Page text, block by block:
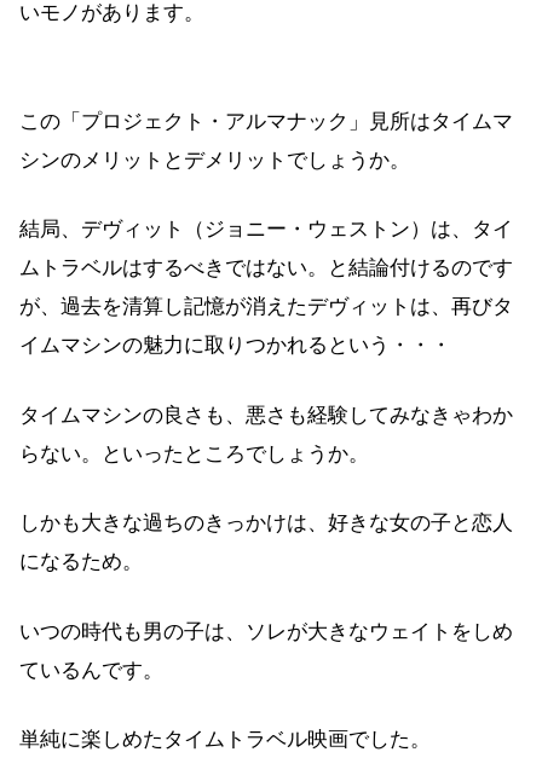
いモノがあります。
この「プロジェクト・アルマナック」見所はタイムマ
シンのメリットとデメリットでしょうか。
結局、デヴィット（ジョニー・ウェストン）は、タイ
ムトラベルはするべきではない。と結論付けるのです
が、過去を清算し記憶が消えたデヴィットは、再びタ
イムマシンの魅力に取りつかれるという・・・
タイムマシンの良さも、悪さも経験してみなきゃわか
らない。といったところでしょうか。
しかも大きな過ちのきっかけは、好きな女の子と恋人
になるため。
いつの時代も男の子は、ソレが大きなウェイトをしめ
ているんです。
単純に楽しめたタイムトラベル映画でした。